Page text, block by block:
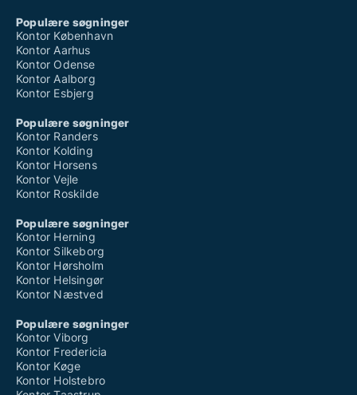
Populære søgninger
Kontor København
Kontor Aarhus
Kontor Odense
Kontor Aalborg
Kontor Esbjerg
Populære søgninger
Kontor Randers
Kontor Kolding
Kontor Horsens
Kontor Vejle
Kontor Roskilde
Populære søgninger
Kontor Herning
Kontor Silkeborg
Kontor Hørsholm
Kontor Helsingør
Kontor Næstved
Populære søgninger
Kontor Viborg
Kontor Fredericia
Kontor Køge
Kontor Holstebro